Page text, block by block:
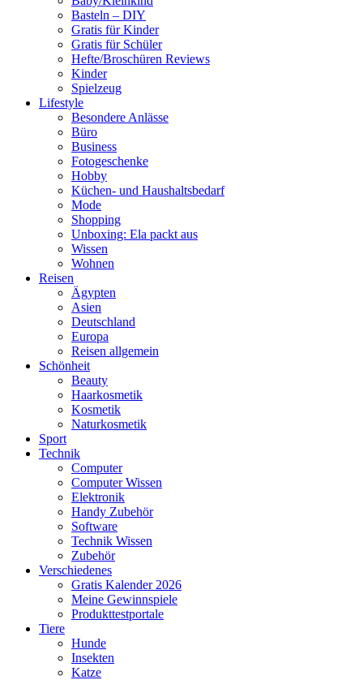
Basteln – DIY
Gratis für Kinder
Gratis für Schüler
Hefte/Broschüren Reviews
Kinder
Spielzeug
Lifestyle
Besondere Anlässe
Büro
Business
Fotogeschenke
Hobby
Küchen- und Haushaltsbedarf
Mode
Shopping
Unboxing: Ela packt aus
Wissen
Wohnen
Reisen
Ägypten
Asien
Deutschland
Europa
Reisen allgemein
Schönheit
Beauty
Haarkosmetik
Kosmetik
Naturkosmetik
Sport
Technik
Computer
Computer Wissen
Elektronik
Handy Zubehör
Software
Technik Wissen
Zubehör
Verschiedenes
Gratis Kalender 2026
Meine Gewinnspiele
Produkttestportale
Tiere
Hunde
Insekten
Katze